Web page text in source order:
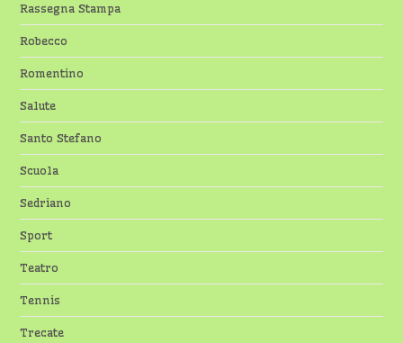
Rassegna Stampa
Robecco
Romentino
Salute
Santo Stefano
Scuola
Sedriano
Sport
Teatro
Tennis
Trecate